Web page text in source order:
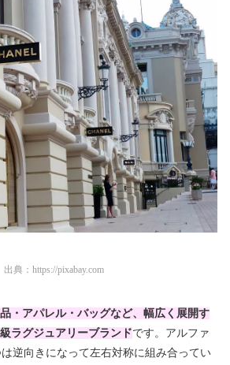
出典： https://pixabay.com
・アパレル・バッグなど、幅広く展開す
ラグジュアリーブランドです。アルファ
逆向きになって左右対称に組み合ってい